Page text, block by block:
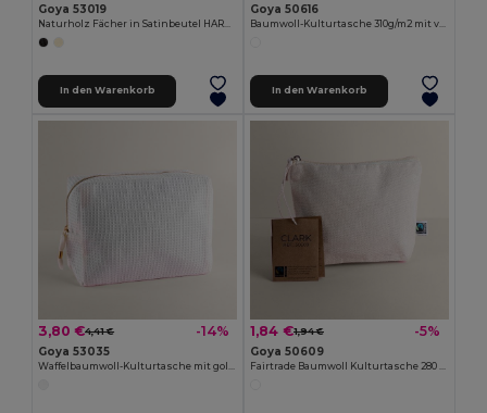
Goya 53019
In den Warenkorb
Goya 50616
In den Warenkorb
3,80 €4,41 € -14%
Goya 53035
1,84 €1,94 € -5%
Goya 50609